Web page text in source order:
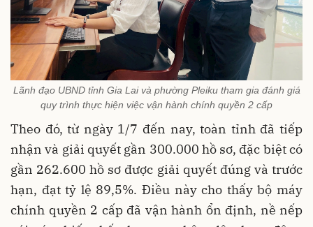
Lãnh đạo UBND tỉnh Gia Lai và phường Pleiku tham gia đánh giá
quy trình thực hiện việc vận hành chính quyền 2 cấp
Theo đó, từ ngày 1/7 đến nay, toàn tỉnh đã tiếp
nhận và giải quyết gần 300.000 hồ sơ, đặc biệt có
gần 262.600 hồ sơ được giải quyết đúng và trước
hạn, đạt tỷ lệ 89,5%. Điều này cho thấy bộ máy
chính quyền 2 cấp đã vận hành ổn định, nề nếp